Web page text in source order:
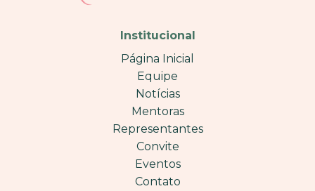
Institucional
Página Inicial
Equipe
Notícias
Mentoras
Representantes
Convite
Eventos
Contato